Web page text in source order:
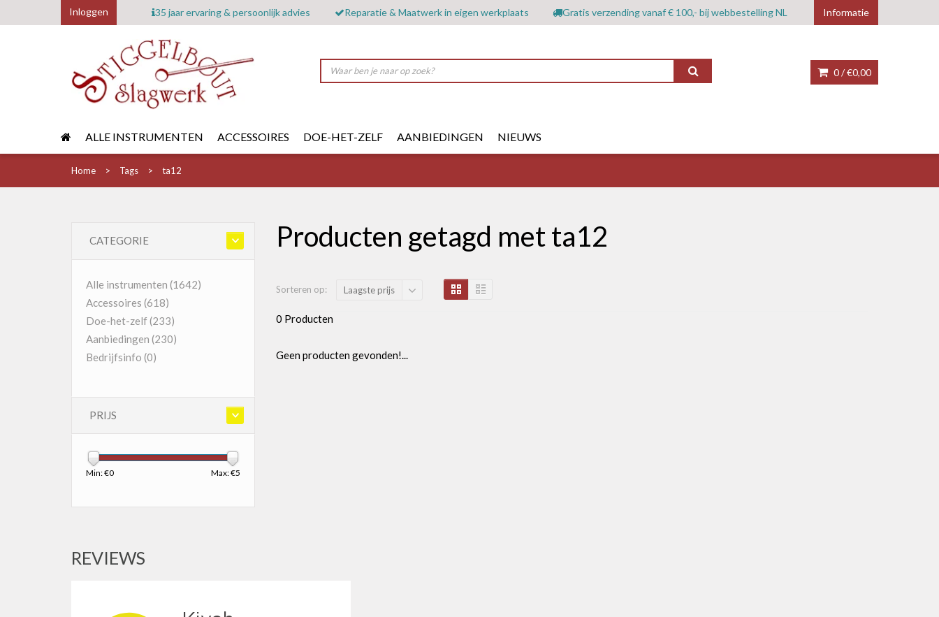
Inloggen 35 jaar ervaring & persoonlijk advies Reparatie & Maatwerk in eigen werkplaats Gratis verzending vanaf € 100,- bij webbestelling NL Informatie
0 /€0,00
ALLE INSTRUMENTEN ACCESSOIRES DOE-HET-ZELF AANBIEDINGEN NIEUWS
Home Tags ta12
CATEGORIE
Alle instrumenten (1642)
Accessoires (618)
Doe-het-zelf(233)
Aanbiedingen (230)
Bedrijfsinfo (0)
PRIJS
Min: €0 Max: €5
REVIEWS
Producten getagd met ta12
Sorteren op: Laagste prijs
0 Producten
Geen producten gevonden!...